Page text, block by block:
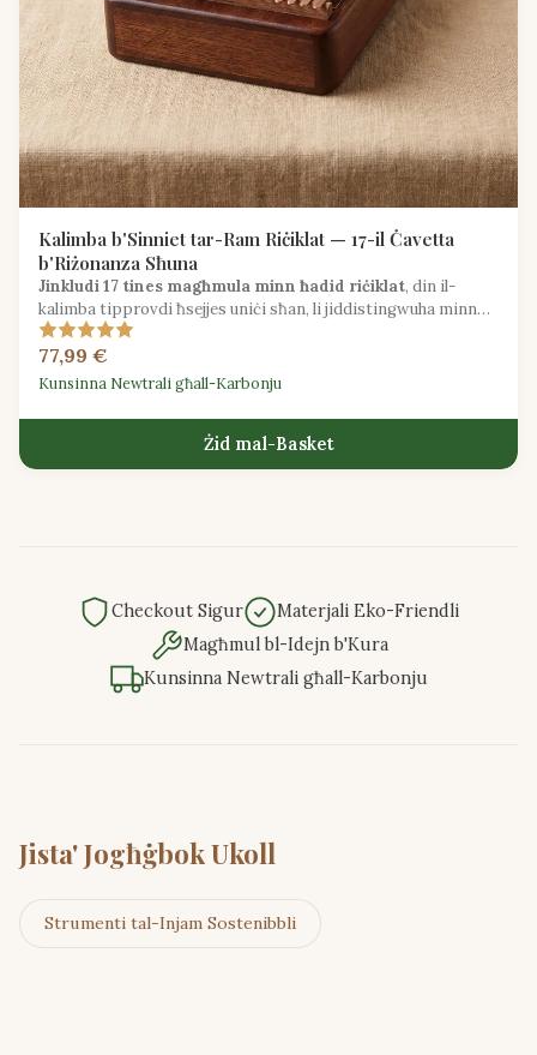
Kalimba b'Sinniet tar-Ram Riċiklat — 17-il Ċavetta
b'Riżonanza Sħuna
Jinkludi 17 tines magħmula minn ħadid riċiklat, din il-
kalimba tipprovdi ħsejjes uniċi sħan, li jiddistingwuha minn
mudelli tal-azzar standard.
77,99 €
Kunsinna Newtrali għall-Karbonju
Żid mal-Basket
Checkout Sigur
Materjali Eko-Friendli
Magħmul bl-Idejn b'Kura
Kunsinna Newtrali għall-Karbonju
Jista' Jogħġbok Ukoll
Strumenti tal-Injam Sostenibbli